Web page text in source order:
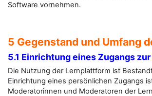
Software vornehmen.
5 Gegenstand und Umfang
5.1 Einrichtung eines Zugangs
Die Nutzung der Lernplattform ist
Einrichtung eines persönlichen Zugangs
Moderatorinnen und Moderatoren der